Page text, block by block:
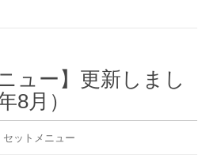
ュー】更新しまし
8月）
セットメニュー